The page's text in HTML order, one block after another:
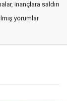
inançlara saldırı
yorumlar